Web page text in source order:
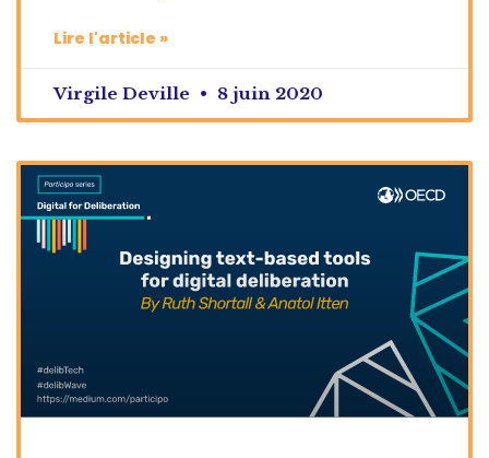
Lire l'article »
Virgile Deville 8 juin 2020